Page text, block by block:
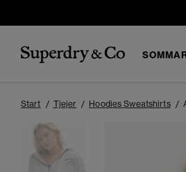
Start Tjejer Hoodies Sweatshirts